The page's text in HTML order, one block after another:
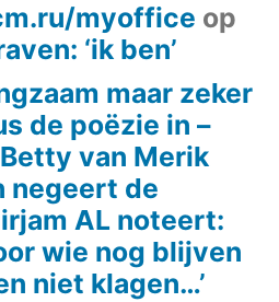
myoffice op
‘ik ben’
maar zeker
de poëzie in –
van Merik
negeert de
AL noteert:
wie nog blijven
niet klagen…’